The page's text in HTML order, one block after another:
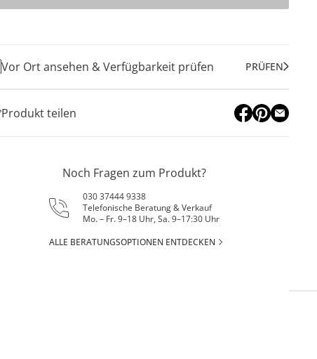
Vor Ort ansehen & Verfügbarkeit prüfen PRÜFEN
Produkt teilen
Noch Fragen zum Produkt?
030 37444 9338
Telefonische Beratung & Verkauf
Mo. – Fr. 9–18 Uhr, Sa. 9–17:30 Uhr
ALLE BERATUNGSOPTIONEN ENTDECKEN